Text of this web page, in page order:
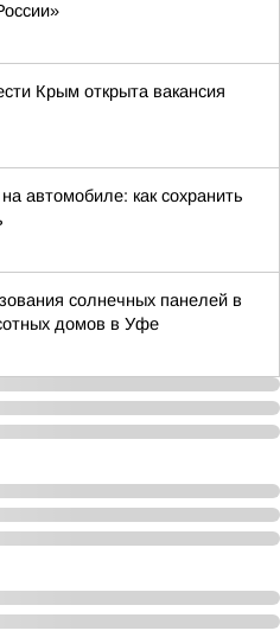
Крым открыта вакансия
автомобиле: как сохранить
солнечных панелей в
домов в Уфе